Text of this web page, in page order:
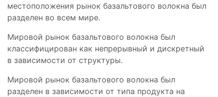
местоположения рынок базальтового волокна был
разделен во всем мире.
Мировой рынок базальтового волокна был
классифицирован как непрерывный и дискретный
в зависимости от структуры.
Мировой рынок базальтового волокна был
разделен в зависимости от типа продукта на